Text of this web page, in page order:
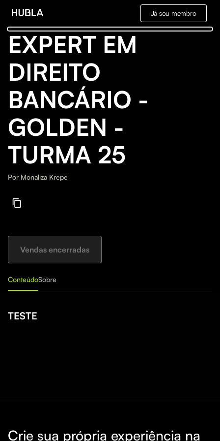
Já sou membro
EXPERT EM
DIREITO
BANCÁRIO -
GOLDEN -
TURMA 25
Por Monaliza Krepe
Vendas encerradas
ConteúdoSobre
TESTE
Crie sua própria experiência na